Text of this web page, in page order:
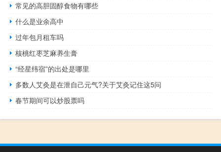
常见的高胆固醇食物有哪些
什么是业余高中
过年包月租车吗
核桃红枣芝麻养生膏
“经星纬宿”的出处是哪里
多数人艾灸是在泄自己元气?关于艾灸记住这5问
春节期间可以炒股票吗